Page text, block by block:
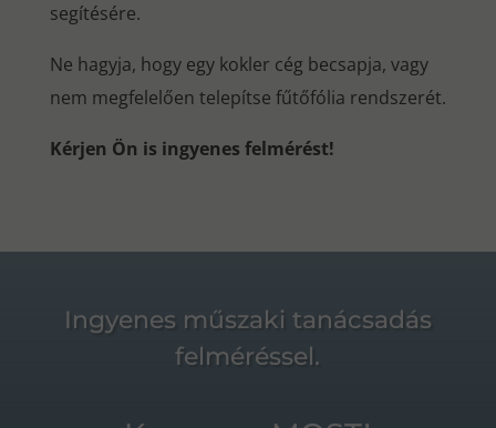
segítésére.
Ne hagyja, hogy egy kokler cég becsapja, vagy
nem megfelelően telepítse fűtőfólia rendszerét.
Kérjen Ön is ingyenes felmérést!
Ingyenes műszaki tanácsadás
felméréssel.